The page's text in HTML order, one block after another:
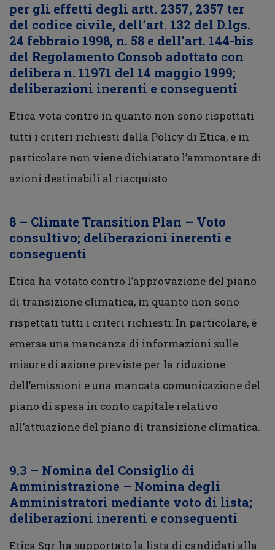
per gli effetti degli artt. 2357, 2357 ter
del codice civile, dell’art. 132 del D.lgs.
24 febbraio 1998, n. 58 e dell’art. 144-bis
del Regolamento Consob adottato con
delibera n. 11971 del 14 maggio 1999;
deliberazioni inerenti e conseguenti
Etica vota contro in quanto non sono rispettati
tutti i criteri richiesti dalla Policy di Etica, e in
particolare non viene dichiarato l’ammontare di
azioni destinabili al riacquisto.
8 – Climate Transition Plan – Voto
consultivo; deliberazioni inerenti e
conseguenti
Etica ha votato contro l’approvazione del piano
di transizione climatica, in quanto non sono
rispettati tutti i criteri richiesti: In particolare, è
emersa una mancanza di informazioni sulle
misure di azione previste per la riduzione
dell’emissioni e una mancata comunicazione del
piano di spesa in conto capitale relativo
all’attuazione del piano di transizione climatica.
9.3 – Nomina del Consiglio di
Amministrazione – Nomina degli
Amministratori mediante voto di lista;
deliberazioni inerenti e conseguenti
Etica Sgr ha supportato la lista di candidati alla